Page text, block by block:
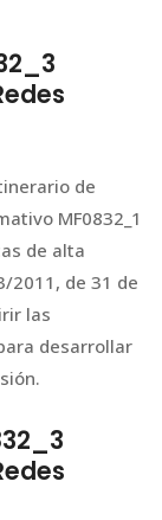
de
MF0832_1
de alta
2011, de 31 de
las
desarrollar